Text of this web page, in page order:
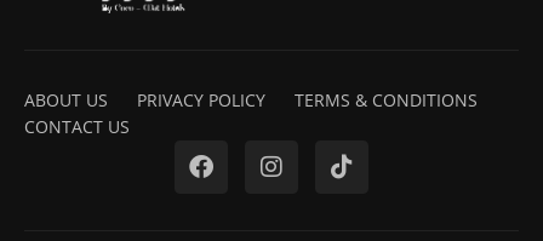
ABOUT US PRIVACY POLICY
TERMS & CONDITIONS
CONTACT US